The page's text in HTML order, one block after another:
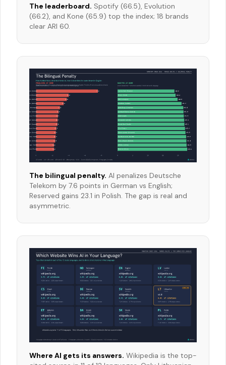
The leaderboard. Spotify (66.5), Evolution
(66.2), and Kone (65.9) top the index; 18 brands
clear ARI 60.
The bilingual penalty. AI penalizes Deutsche
Telekom by 7.6 points in German vs English;
Reserved gains 23.1 in Polish. The gap is real and
asymmetric.
Where AI gets its answers. Wikipedia is the top-